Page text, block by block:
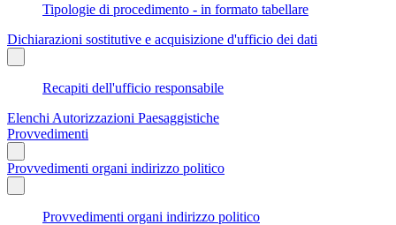
Tipologie di procedimento - in formato tabellare
Dichiarazioni sostitutive e acquisizione d'ufficio dei dati
Recapiti dell'ufficio responsabile
Elenchi Autorizzazioni Paesaggistiche
Provvedimenti
Provvedimenti organi indirizzo politico
Provvedimenti organi indirizzo politico